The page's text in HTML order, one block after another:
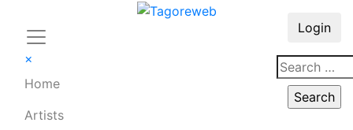
×
Home
Artists
Login